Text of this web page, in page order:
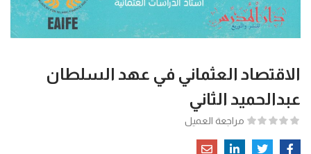
الاقتصاد العثماني في عهد السلطان
عبدالحميد الثاني
مراجعة العميل